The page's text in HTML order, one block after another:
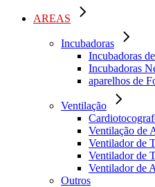
AREAS
Incubadoras
Incubadoras
Incubadoras
aparelhos de
Ventilação
Ventilação de
Ventilador de
Ventilador de
Ventilador de
Outros